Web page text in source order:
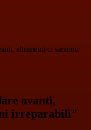
altrimenti ci saranno
avanti,
irreparabili"